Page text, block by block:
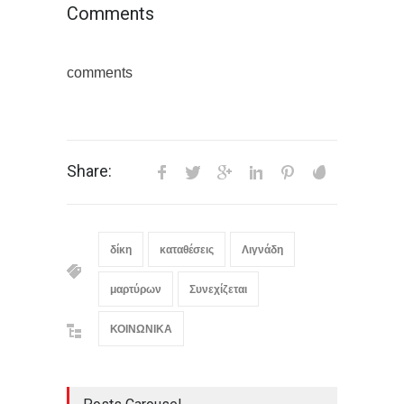
Comments
comments
Share:
δίκη καταθέσεις Λιγνάδη
μαρτύρων Συνεχίζεται
ΚΟΙΝΩΝΙΚΑ